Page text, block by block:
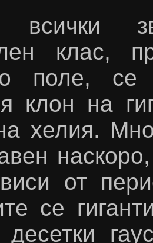
всички
клас,
поле,
клон на
хелия.
от
се
десетки